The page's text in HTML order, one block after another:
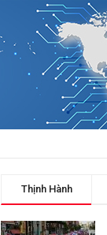
Thịnh Hành